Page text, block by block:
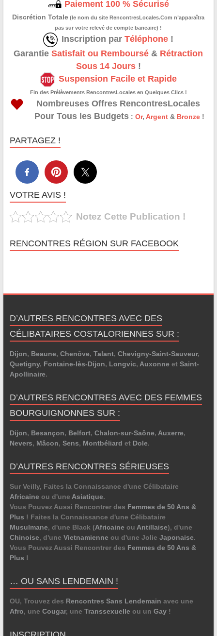
Paiement 100 % Sécurisé
Discrétion Totale (le nom du site RencontresLocales.Com n’apparaîtra
pas sur votre relevé de compte bancaire) !
Inscription parTéléphone !
GarantieSatisfait ou Remboursé & Rétraction
Sous 14 Jours!
Suspension Facile et Rapide
Fin des Prélèvements RencontresLocales en Quelques Clics !
Nombreuses Offres RencontresLocales
Pour Tous les Budgets: Or, Argent& Bronze!
PARTAGEZ !
VOTRE AVIS !
Notez Cette Publication !
RENCONTRES RÉGION SUR FACEBOOK
D’AUTRES RENCONTRES AVEC DES
CÉLIBATAIRES COSTALORIENNES SUR :
Dijon, Beaune, Chenôve, Talant, Chevigny-Saint-Sauveur,
Quetigny, Fontaine-lès-Dijon, Longvic, Auxonne et Saint-
Apollinaire.
D’AUTRES RENCONTRES AVEC DES FEMMES
BOURGUIGNONNES SUR :
Dijon, Besançon, Belfort, Chalon-sur-Saône, Auxerre,
Nevers, Mâcon, Sens, Montbéliard et Dole.
D’AUTRES RENCONTRES SÉRIEUSES
Sur Veilly, Faites la Connaissance d'une Célibataire
Africaine ou d'une Asiatique.
Vous Pouvez Aussi Rencontrer des Femmes de 50 Ans &
Plus ! Faites la Connaissance d'une Célibataire
Musulmane, d'une Black (Africaine ou Antillaise), d'une
Chinoise, d'une Vietnamienne ou d'une Jolie Japonaise.
Vous Pouvez Aussi Rencontrer des Femmes de 50 Ans &
Plus !
… OU SANS LENDEMAIN !
OU, Trouvez des Rencontres Sans Lendemain avec une
Afro, une Cougar, une Transsexuelle ou un Gay!